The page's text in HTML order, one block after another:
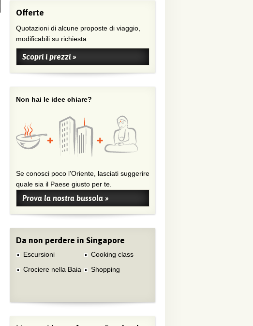
Offerte
Quotazioni di alcune proposte di viaggio,
modificabili su richiesta
Scopri i prezzi »
Non hai le idee chiare?
Se conosci poco l'Oriente, lasciati suggerire
quale sia il Paese giusto per te.
Prova la nostra bussola »
Da non perdere in Singapore
Escursioni
Cooking class
Crociere nella Baia
Shopping